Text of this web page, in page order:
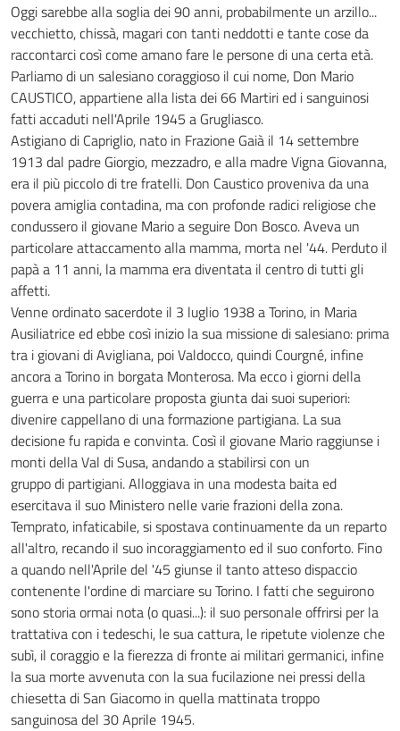
Oggi sarebbe alla soglia dei 90 anni, probabilmente un arzillo...
vecchietto, chissà, magari con tanti neddotti e tante cose da
raccontarci così come amano fare le persone di una certa età.
Parliamo di un salesiano coraggioso il cui nome, Don Mario
CAUSTICO, appartiene alla lista dei 66 Martiri ed i sanguinosi
fatti accaduti nell'Aprile 1945 a Grugliasco.
Astigiano di Capriglio, nato in Frazione Gaià il 14 settembre
1913 dal padre Giorgio, mezzadro, e alla madre Vigna Giovanna,
era il più piccolo di tre fratelli. Don Caustico proveniva da una
povera amiglia contadina, ma con profonde radici religiose che
condussero il giovane Mario a seguire Don Bosco. Aveva un
particolare attaccamento alla mamma, morta nel '44. Perduto il
papà a 11 anni, la mamma era diventata il centro di tutti gli
affetti.
Venne ordinato sacerdote il 3 luglio 1938 a Torino, in Maria
Ausiliatrice ed ebbe così inizio la sua missione di salesiano: prima
tra i giovani di Avigliana, poi Valdocco, quindi Courgné, infine
ancora a Torino in borgata Monterosa. Ma ecco i giorni della
guerra e una particolare proposta giunta dai suoi superiori:
divenire cappellano di una formazione partigiana. La sua
decisione fu rapida e convinta. Così il giovane Mario raggiunse i
monti della Val di Susa, andando a stabilirsi con un
gruppo di partigiani. Alloggiava in una modesta baita ed
esercitava il suo Ministero nelle varie frazioni della zona.
Temprato, infaticabile, si spostava continuamente da un reparto
all'altro, recando il suo incoraggiamento ed il suo conforto. Fino
a quando nell'Aprile del '45 giunse il tanto atteso dispaccio
contenente l'ordine di marciare su Torino. I fatti che seguirono
sono storia ormai nota (o quasi...): il suo personale offrirsi per la
trattativa con i tedeschi, le sua cattura, le ripetute violenze che
subì, il coraggio e la fierezza di fronte ai militari germanici, infine
la sua morte avvenuta con la sua fucilazione nei pressi della
chiesetta di San Giacomo in quella mattinata troppo
sanguinosa del 30 Aprile 1945.